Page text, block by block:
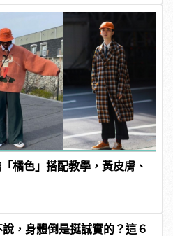
橘色」搭配教學，黃皮膚、
說，身體倒是挺誠實的？這６